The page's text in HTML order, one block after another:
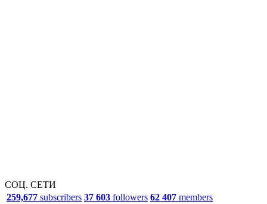
СОЦ. СЕТИ
259,677 subscribers 37 603 followers 62 407 members